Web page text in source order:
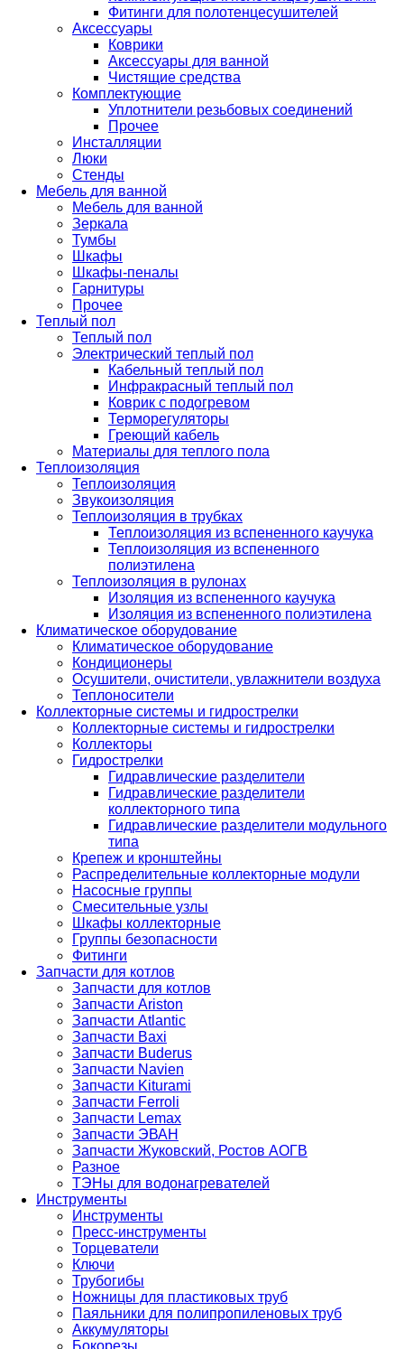
Фитинги для полотенцесушителей
Аксессуары
Коврики
Аксессуары для ванной
Чистящие средства
Комплектующие
Уплотнители резьбовых соединений
Прочее
Инсталляции
Люки
Стенды
Мебель для ванной
Мебель для ванной
Зеркала
Тумбы
Шкафы
Шкафы-пеналы
Гарнитуры
Прочее
Теплый пол
Теплый пол
Электрический теплый пол
Кабельный теплый пол
Инфракрасный теплый пол
Коврик с подогревом
Терморегуляторы
Греющий кабель
Материалы для теплого пола
Теплоизоляция
Теплоизоляция
Звукоизоляция
Теплоизоляция в трубках
Теплоизоляция из вспененного каучука
Теплоизоляция из вспененного
полиэтилена
Теплоизоляция в рулонах
Изоляция из вспененного каучука
Изоляция из вспененного полиэтилена
Климатическое оборудование
Климатическое оборудование
Кондиционеры
Осушители, очистители, увлажнители воздуха
Теплоносители
Коллекторные системы и гидрострелки
Коллекторные системы и гидрострелки
Коллекторы
Гидрострелки
Гидравлические разделители
Гидравлические разделители
коллекторного типа
Гидравлические разделители модульного
типа
Крепеж и кронштейны
Распределительные коллекторные модули
Насосные группы
Смесительные узлы
Шкафы коллекторные
Группы безопасности
Фитинги
Запчасти для котлов
Запчасти для котлов
Запчасти Ariston
Запчасти Atlantic
Запчасти Baxi
Запчасти Buderus
Запчасти Navien
Запчасти Kiturami
Запчасти Ferroli
Запчасти Lemax
Запчасти ЭВАН
Запчасти Жуковский, Ростов АОГВ
Разное
ТЭНы для водонагревателей
Инструменты
Инструменты
Пресс-инструменты
Торцеватели
Ключи
Трубогибы
Ножницы для пластиковых труб
Паяльники для полипропиленовых труб
Аккумуляторы